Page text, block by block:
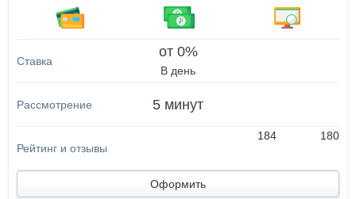
от 0%
В день
5 минут
184 180
Оформить